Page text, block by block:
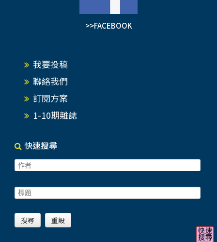
>>FACEBOOK
我要投稿
聯絡我們
訂閱方案
1-10期雜誌
快速搜尋